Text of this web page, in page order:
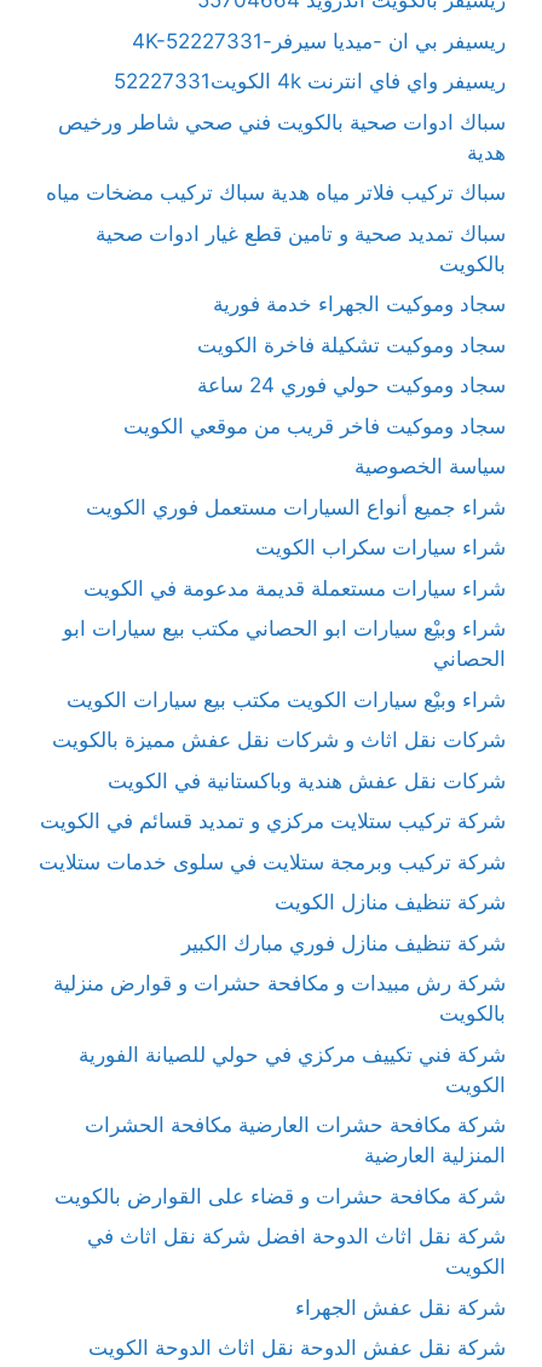
ريسيفر بي ان -ميديا سيرفر-4K-52227331
ريسيفر واي فاي انترنت 4k الكويت52227331
سباك ادوات صحية بالكويت فني صحي شاطر ورخيص
هدية
سباك تركيب فلاتر مياه هدية سباك تركيب مضخات مياه
سباك تمديد صحية و تامين قطع غيار ادوات صحية
بالكويت
سجاد وموكيت الجهراء خدمة فورية
سجاد وموكيت تشكيلة فاخرة الكويت
سجاد وموكيت حولي فوري 24 ساعة
سجاد وموكيت فاخر قريب من موقعي الكويت
سياسة الخصوصية
شراء جميع أنواع السيارات مستعمل فوري الكويت
شراء سيارات سكراب الكويت
شراء سيارات مستعملة قديمة مدعومة في الكويت
شراء وبيْع سيارات ابو الحصاني مكتب بيع سيارات ابو
الحصاني
شراء وبيْع سيارات الكويت مكتب بيع سيارات الكويت
شركات نقل اثاث و شركات نقل عفش مميزة بالكويت
شركات نقل عفش هندية وباكستانية في الكويت
شركة تركيب ستلايت مركزي و تمديد قسائم في الكويت
شركة تركيب وبرمجة ستلايت في سلوى خدمات ستلايت
شركة تنظيف منازل الكويت
شركة تنظيف منازل فوري مبارك الكبير
شركة رش مبيدات و مكافحة حشرات و قوارض منزلية
بالكويت
شركة فني تكييف مركزي في حولي للصيانة الفورية
الكويت
شركة مكافحة حشرات العارضية مكافحة الحشرات
المنزلية العارضية
شركة مكافحة حشرات و قضاء على القوارض بالكويت
شركة نقل اثاث الدوحة افضل شركة نقل اثاث في
الكويت
شركة نقل عفش الجهراء
شركة نقل عفش الدوحة نقل اثاث الدوحة الكويت